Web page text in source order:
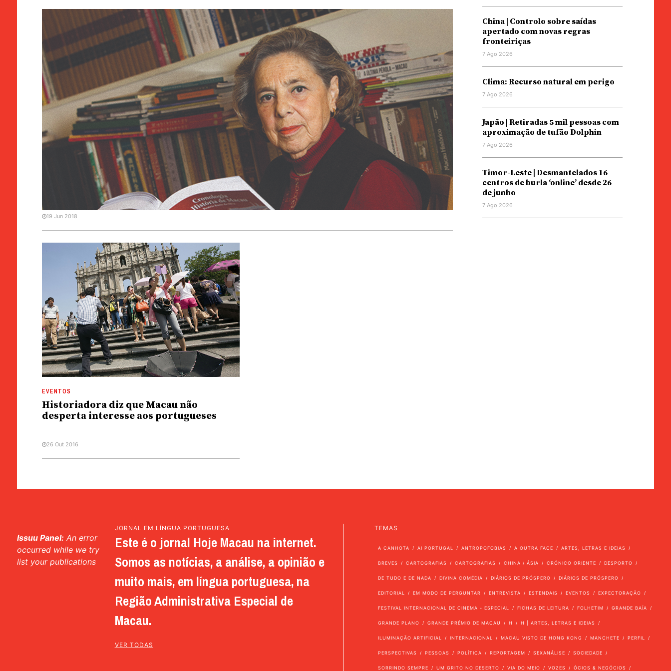
SOCIEDADE
Manuais de História | Beatriz Basto da Silva critica
“descontextualização inoportuna”
19 Jun 2018
EVENTOS
Historiadora diz que Macau não
desperta interesse aos portugueses
26 Out 2016
China | Controlo sobre saídas
apertado com novas regras
fronteiriças
7 Ago 2026
Clima: Recurso natural em perigo
7 Ago 2026
Japão | Retiradas 5 mil pessoas com
aproximação de tufão Dolphin
7 Ago 2026
Timor-Leste | Desmantelados 16
centros de burla ‘online’ desde 26
de junho
7 Ago 2026
Issuu Panel: An error
occurred while we try
list your publications
JORNAL EM LÍNGUA PORTUGUESA
Este é o jornal Hoje Macau na internet.
Somos as notícias, a análise, a opinião e
muito mais, em língua portuguesa, na
Região Administrativa Especial de
Macau.
VER TODAS
TEMAS
A CANHOTA AI PORTUGAL ANTROPOFOBIAS A OUTRA FACE ARTES, LETRAS E IDEIAS
BREVES CARTOGRAFIAS CARTOGRAFIAS CHINA / ÁSIA CRÓNICO ORIENTE DESPORTO
DE TUDO E DE NADA DIVINA COMÉDIA DIÁRIOS DE PRÓSPERO DIÁRIOS DE PRÓSPERO
EDITORIAL EM MODO DE PERGUNTAR ENTREVISTA ESTENDAIS EVENTOS EXPECTORAÇÃO
FESTIVAL INTERNACIONAL DE CINEMA - ESPECIAL FICHAS DE LEITURA FOLHETIM GRANDE BAÍA
GRANDE PLANO GRANDE PRÉMIO DE MACAU H H | ARTES, LETRAS E IDEIAS
ILUMINAÇÃO ARTIFICIAL INTERNACIONAL MACAU VISTO DE HONG KONG MANCHETE PERFIL
PERSPECTIVAS PESSOAS POLÍTICA REPORTAGEM SEXANÁLISE SOCIEDADE
SORRINDO SEMPRE UM GRITO NO DESERTO VIA DO MEIO VOZES ÓCIOS & NEGÓCIOS